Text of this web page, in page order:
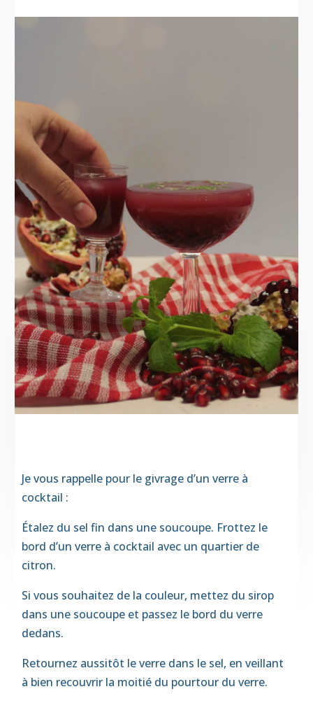
Je vous rappelle pour le givrage d’un verre à
cocktail :
Étalez du sel fin dans une soucoupe. Frottez le
bord d’un verre à cocktail avec un quartier de
citron.
Si vous souhaitez de la couleur, mettez du sirop
dans une soucoupe et passez le bord du verre
dedans.
Retournez aussitôt le verre dans le sel, en veillant
à bien recouvrir la moitié du pourtour du verre.